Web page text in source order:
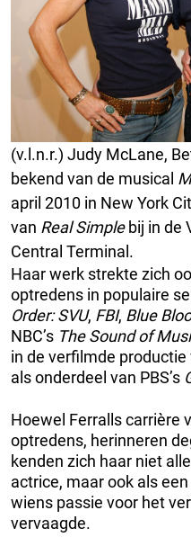
(v.l.n.r.) Judy McLane,
bekend van de musical
april 2010 in New York
van Real Simplebij in de
Central Terminal.
Haar werk strekte zich
optredens in populaire
Order: SVU, FBI, Blue
NBC’s The Sound of
in de verfilmde productie
als onderdeel van PBS’s
Hoewel Ferralls carrière
optredens, herinneren
kenden zich haar niet
actrice, maar ook als
wiens passie voor het
vervaagde.